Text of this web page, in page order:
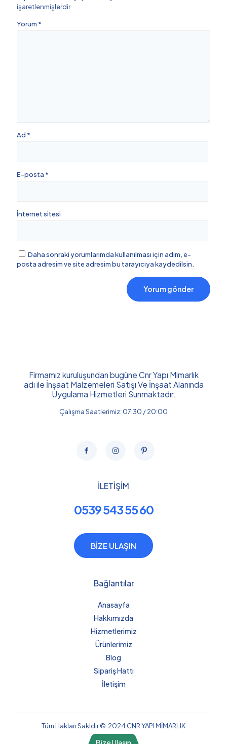
işaretlenmişlerdir
Yorum *
Ad *
E-posta *
İnternet sitesi
Daha sonraki yorumlarımda kullanılması için adım, e-
posta adresim ve site adresim bu tarayıcıya kaydedilsin.
Firmamız kuruluşundan bugüne Cnr Yapı Mimarlık
adı ile İnşaat Malzemeleri Satışı Ve İnşaat Alanında
Uygulama Hizmetleri Sunmaktadır.
Çalışma Saatlerimiz: 07:30 / 20:00
İLETİŞİM
0539 543 55 60
BİZE ULAŞIN
Bağlantılar
Anasayfa
Hakkımızda
Hizmetlerimiz
Ürünlerimiz
Blog
Sipariş Hattı
İletişim
Tüm Hakları Sakldır © 2024 CNR YAPI MİMARLIK